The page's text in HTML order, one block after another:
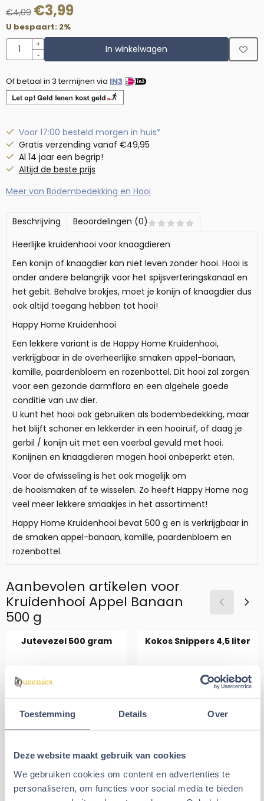
Toestemming Details Over
Deze website maakt gebruik van cookies
We gebruiken cookies om content en advertenties te
personaliseren, om functies voor social media te bieden
€4,09 €3,99
U bespaart: 2%
Aantal
+
-
In winkelwagen
Of betaal in 3 termijnen via IN3
Voor 17:00 besteld morgen in huis*
Gratis verzending vanaf €49,95
Al 14 jaar een begrip!
Altijd de beste prijs
Meer van Bodembedekking en Hooi
Beschrijving
Beoordelingen (0)
Heerlijke kruidenhooi voor knaagdieren
Een konijn of knaagdier kan niet leven zonder hooi. Hooi is
onder andere belangrijk voor het spijsverteringskanaal en
het gebit. Behalve brokjes, moet je konijn of knaagdier dus
ook altijd toegang hebben tot hooi!
Happy Home Kruidenhooi
Een lekkere variant is de Happy Home Kruidenhooi,
verkrijgbaar in de overheerlijke smaken appel-banaan,
kamille, paardenbloem en rozenbottel. Dit hooi zal zorgen
voor een gezonde darmflora en een algehele goede
conditie van uw dier.
U kunt het hooi ook gebruiken als bodembedekking, maar
het blijft schoner en lekkerder in een hooiruif, of daag je
gerbil / konijn uit met een voerbal gevuld met hooi.
Konijnen en knaagdieren mogen hooi onbeperkt eten.
Voor de afwisseling is het ook mogelijk om
de hooismaken af te wisselen. Zo heeft Happy Home nog
veel meer lekkere smaakjes in het assortiment!
Happy Home Kruidenhooi bevat 500 g en is verkrijgbaar in
de smaken appel-banaan, kamille, paardenbloem en
rozenbottel.
Aanbevolen artikelen voor
Kruidenhooi Appel Banaan
500 g
Jutevezel 500 gram Kokos Snippers 4,5 liter
Van 3,99 voor
€2,99
Alternatieve artikelen voor